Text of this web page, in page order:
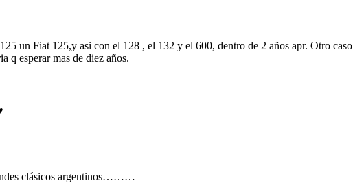
un Fiat 125,y asi con el 128 , el 132 y el 600, dentro de 2 años apr. Otro
q esperar mas de diez años.
clásicos argentinos………